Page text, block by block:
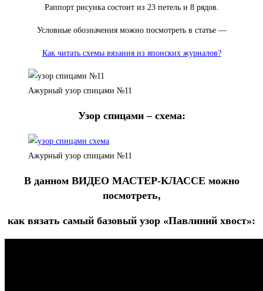
Раппорт рисунка состоит из 23 петель и 8 рядов.
Условные обозначения можно посмотреть в статье —
Как читать схемы вязания из японских журналов?
Ажурный узор спицами №11
Узор спицами – схема:
Ажурный узор спицами №11
В данном ВИДЕО МАСТЕР-КЛАССЕ можно
посмотреть,
как вязать самый базовый узор «Павлиний хвост»: